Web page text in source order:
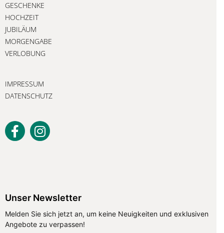
GESCHENKE
HOCHZEIT
JUBILÄUM
MORGENGABE
VERLOBUNG
IMPRESSUM
DATENSCHUTZ
Unser Newsletter
Melden Sie sich jetzt an, um keine Neuigkeiten und exklusiven
Angebote zu verpassen!
Unser Newsletter
Melden Sie sich jetzt an, um keine